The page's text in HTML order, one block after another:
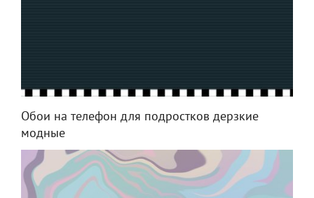
Обои на телефон для подростков дерзкие
модные